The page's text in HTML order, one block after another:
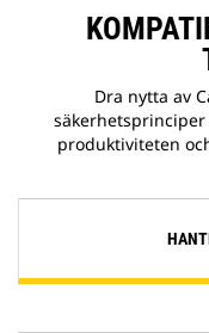
Dra nytta av
produktiviteten